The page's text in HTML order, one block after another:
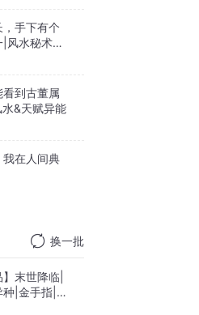
手下有个
|风水秘术
到古董属
&天赋异能
在人间典
换一批
】末世降临|
|金手指|